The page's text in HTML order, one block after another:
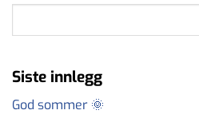
Siste innlegg
God sommer 🌞